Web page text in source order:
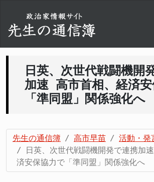
日英、次世代戦闘機開
加速 高市首相、経済
「準同盟」関係強化へ
先生の通信簿 高市早苗
活動・発
日英、次世代戦闘機開発で連携加
済安保協力で「準同盟」関係強化へ